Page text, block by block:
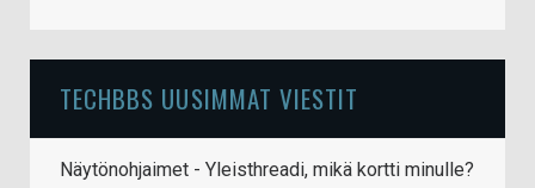
TECHBBS UUSIMMAT VIESTIT
Näytönohjaimet - Yleisthreadi, mikä kortti minulle?